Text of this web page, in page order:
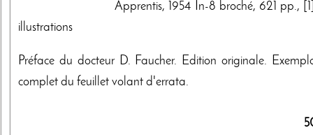
Apprentis, 1954 In-8 broché, 621 pp.,
illustrations
Préface du docteur D. Faucher. Edition originale.
complet du feuillet volant d'errata.